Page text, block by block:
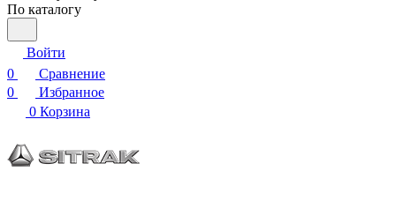
По каталогу
Войти
0
Сравнение
0
Избранное
0 Корзина